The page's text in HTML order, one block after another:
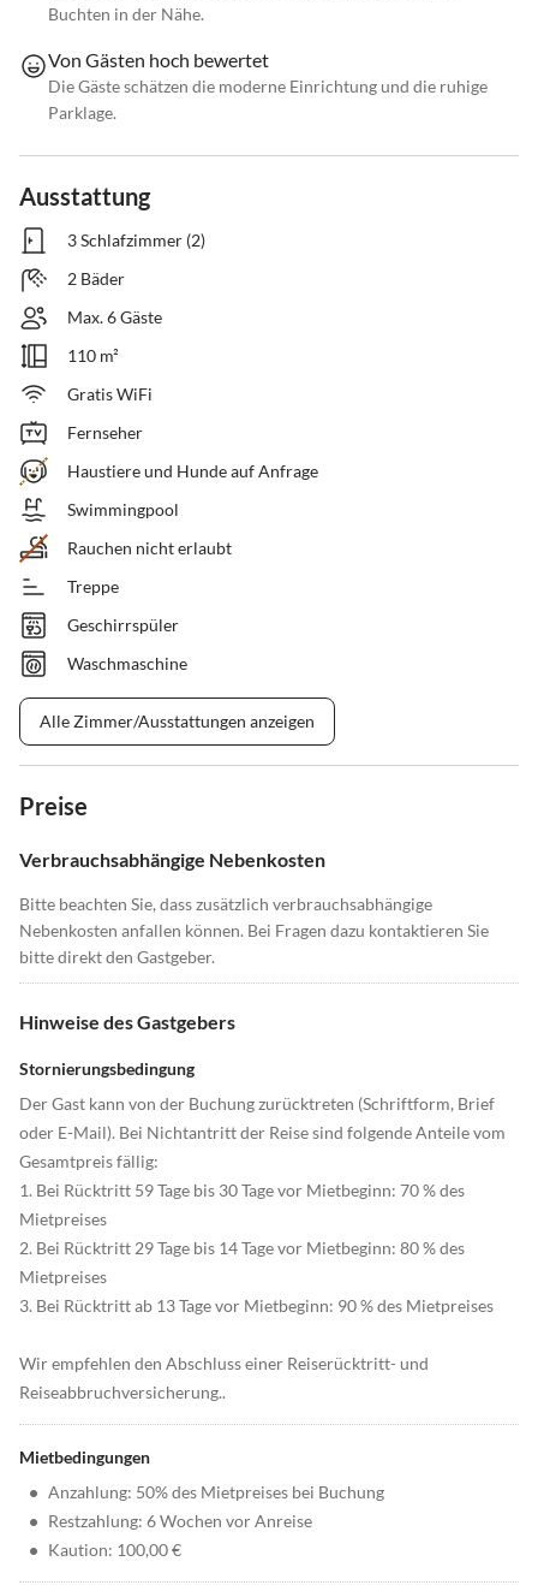
Buchten in der Nähe.
Von Gästen hoch bewertet
Die Gäste schätzen die moderne Einrichtung und die ruhige
Parklage.
Ausstattung
3 Schlafzimmer (2)
2 Bäder
Max. 6 Gäste
110 m²
Gratis WiFi
Fernseher
Haustiere und Hunde auf Anfrage
Swimmingpool
Rauchen nicht erlaubt
Treppe
Geschirrspüler
Waschmaschine
Alle Zimmer/Ausstattungen anzeigen
Preise
Verbrauchsabhängige Nebenkosten
Bitte beachten Sie, dass zusätzlich verbrauchsabhängige
Nebenkosten anfallen können. Bei Fragen dazu kontaktieren Sie
bitte direkt den Gastgeber.
Hinweise des Gastgebers
Stornierungsbedingung
Der Gast kann von der Buchung zurücktreten (Schriftform, Brief
oder E-Mail). Bei Nichtantritt der Reise sind folgende Anteile vom
Gesamtpreis fällig:
1. Bei Rücktritt 59 Tage bis 30 Tage vor Mietbeginn: 70 % des
Mietpreises
2. Bei Rücktritt 29 Tage bis 14 Tage vor Mietbeginn: 80 % des
Mietpreises
3. Bei Rücktritt ab 13 Tage vor Mietbeginn: 90 % des Mietpreises
Wir empfehlen den Abschluss einer Reiserücktritt- und
Reiseabbruchversicherung..
Mietbedingungen
• Anzahlung: 50% des Mietpreises bei Buchung
• Restzahlung: 6 Wochen vor Anreise
• Kaution: 100,00 €